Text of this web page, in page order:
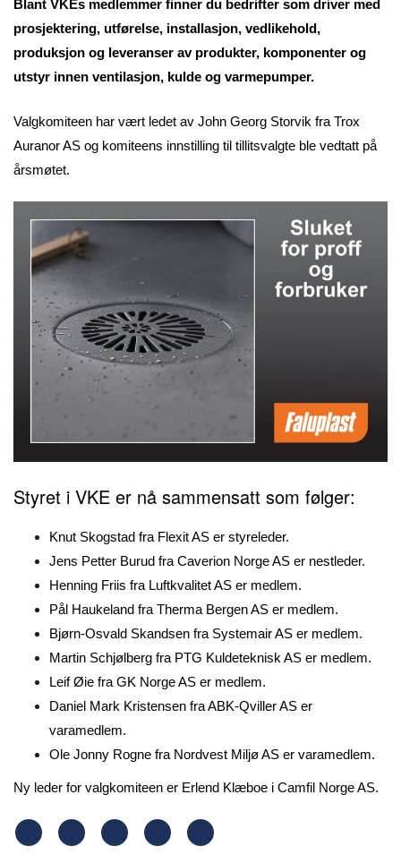
Blant VKEs medlemmer finner du bedrifter som driver med
prosjektering, utførelse, installasjon, vedlikehold,
produksjon og leveranser av produkter, komponenter og
utstyr innen ventilasjon, kulde og varmepumper.
Valgkomiteen har vært ledet av John Georg Storvik fra Trox
Auranor AS og komiteens innstilling til tillitsvalgte ble vedtatt på
årsmøtet.
Styret i VKE er nå sammensatt som følger:
Knut Skogstad fra Flexit AS er styreleder.
Jens Petter Burud fra Caverion Norge AS er nestleder.
Henning Friis fra Luftkvalitet AS er medlem.
Pål Haukeland fra Therma Bergen AS er medlem.
Bjørn-Osvald Skandsen fra Systemair AS er medlem.
Martin Schjølberg fra PTG Kuldeteknisk AS er medlem.
Leif Øie fra GK Norge AS er medlem.
Daniel Mark Kristensen fra ABK-Qviller AS er
varamedlem.
Ole Jonny Rogne fra Nordvest Miljø AS er varamedlem.
Ny leder for valgkomiteen er Erlend Klæboe i Camfil Norge AS.